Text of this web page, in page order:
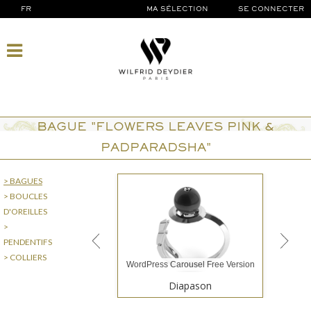
FR MA SÉLECTION SE CONNECTER
BAGUE "FLOWERS LEAVES PINK &
PADPARADSHA"
> BAGUES
> BOUCLES
D'OREILLES
>
PENDENTIFS
> COLLIERS
WordPress Carousel Free Version
Diapason